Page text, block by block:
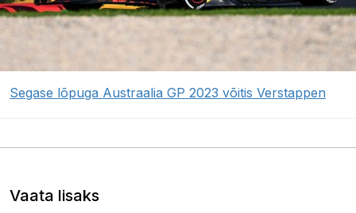
Segase lõpuga Austraalia GP 2023 võitis Verstappen
Vaata lisaks